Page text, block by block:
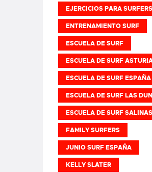
EJERCICIOS PARA SURFERS
ENTRENAMIENTO SURF
ESCUELA DE SURF
ESCUELA DE SURF
ESCUELA DE SURF ESPAÑA
ESCUELA DE SURF LAS
ESCUELA DE SURF SALINAS
FAMILY SURFERS
JUNIO SURF ESPAÑA
KELLY SLATER